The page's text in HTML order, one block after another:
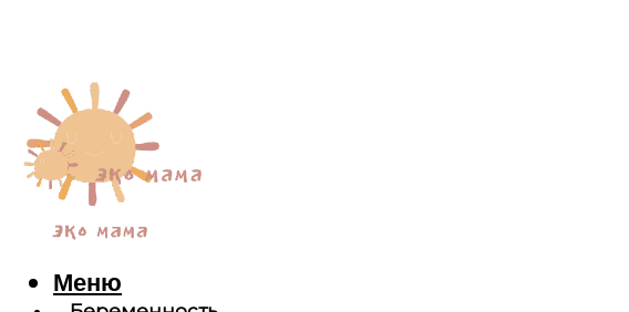
Меню